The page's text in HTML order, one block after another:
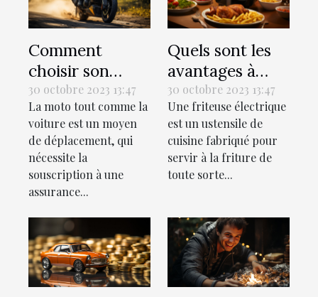
Comment
choisir son
assurance
moto ?
30 octobre 2023 13:47
La moto tout comme la
voiture est un moyen
de déplacement, qui
nécessite la
souscription à une
assurance...
Quels sont les
avantages à
utiliser une
friteuse
électrique ?
30 octobre 2023 13:47
Une friteuse électrique
est un ustensile de
cuisine fabriqué pour
servir à la friture de
toute sorte...